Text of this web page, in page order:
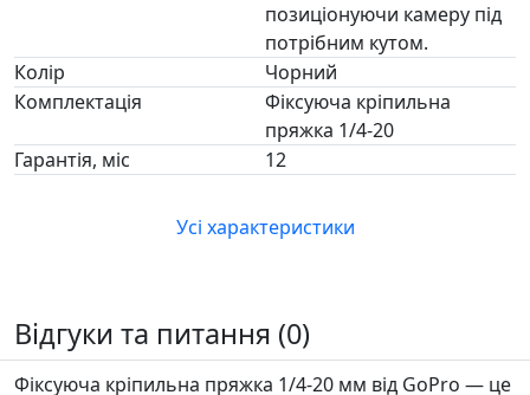
позиціонуючи камеру під
потрібним кутом.
Колір
Чорний
Комплектація
Фіксуюча кріпильна
пряжка 1/4-20
Гарантія, міс
12
Усі характеристики
Відгуки та питання (0)
Фіксуюча кріпильна пряжка 1/4-20 мм від GoPro — це